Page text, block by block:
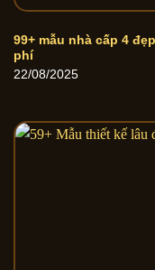
99+ mẫu nhà cấp 4
phí
22/08/2025